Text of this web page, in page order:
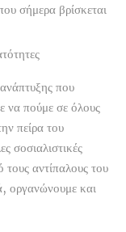
σήμερα βρίσκεται
που
να πούμε σε όλους
πείρα του
σοσιαλιστικές
αντίπαλους του
οργανώνουμε και